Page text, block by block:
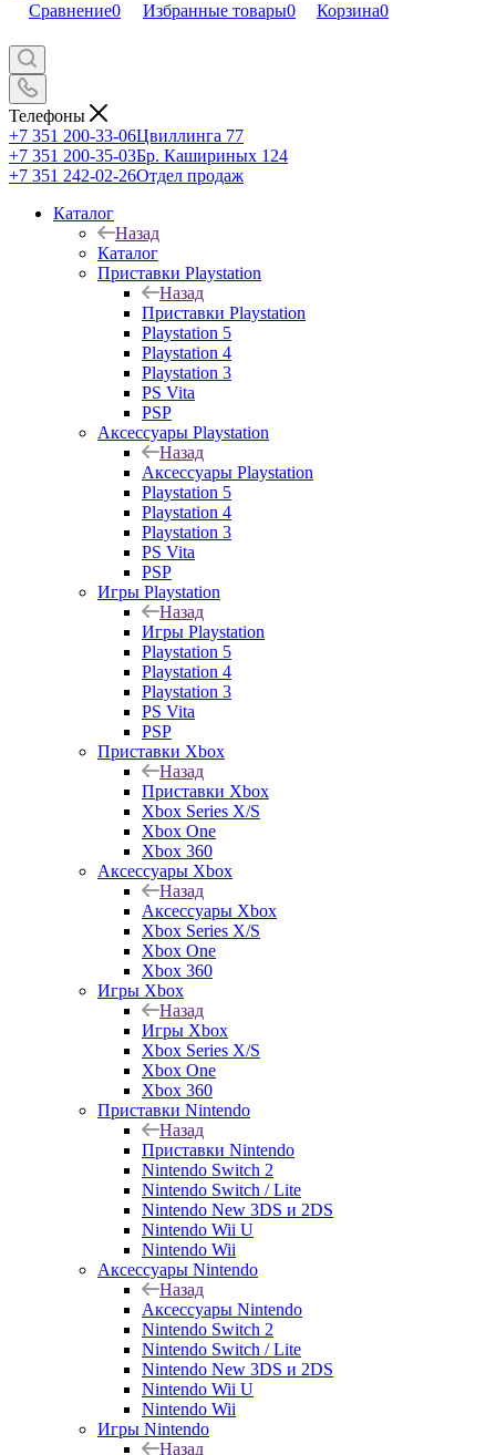
Сравнение0 Избранные товары0 Корзина0
Телефоны
+7 351 200-33-06Цвиллинга 77
+7 351 200-35-03Бр. Кашириных 124
+7 351 242-02-26Отдел продаж
Каталог
Назад
Каталог
Приставки Playstation
Назад
Приставки Playstation
Playstation 5
Playstation 4
Playstation 3
PS Vita
PSP
Аксессуары Playstation
Назад
Аксессуары Playstation
Playstation 5
Playstation 4
Playstation 3
PS Vita
PSP
Игры Playstation
Назад
Игры Playstation
Playstation 5
Playstation 4
Playstation 3
PS Vita
PSP
Приставки Xbox
Назад
Приставки Xbox
Xbox Series X/S
Xbox One
Xbox 360
Аксессуары Xbox
Назад
Аксессуары Xbox
Xbox Series X/S
Xbox One
Xbox 360
Игры Xbox
Назад
Игры Xbox
Xbox Series X/S
Xbox One
Xbox 360
Приставки Nintendo
Назад
Приставки Nintendo
Nintendo Switch 2
Nintendo Switch / Lite
Nintendo New 3DS и 2DS
Nintendo Wii U
Nintendo Wii
Аксессуары Nintendo
Назад
Аксессуары Nintendo
Nintendo Switch 2
Nintendo Switch / Lite
Nintendo New 3DS и 2DS
Nintendo Wii U
Nintendo Wii
Игры Nintendo
Назад